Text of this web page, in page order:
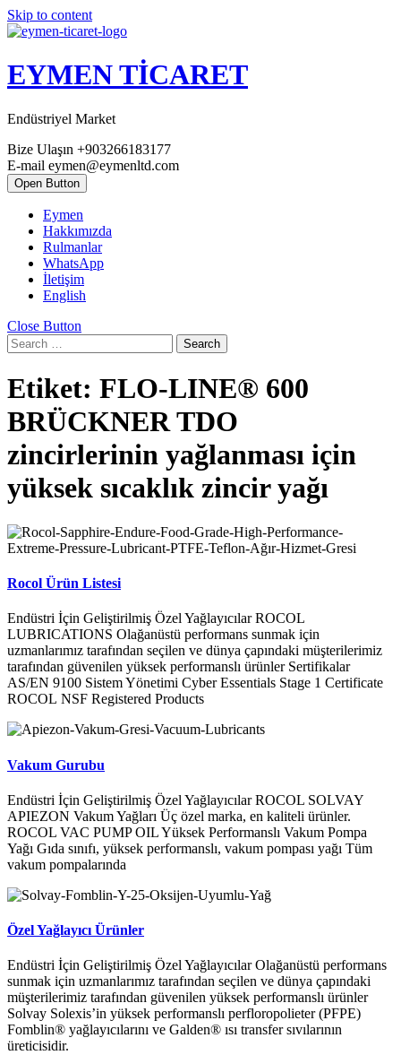
Skip to content
EYMEN TİCARET
Endüstriyel Market
Bize Ulaşın +903266183177
E-mail eymen@eymenltd.com
Open Button
Eymen
Hakkımızda
Rulmanlar
WhatsApp
İletişim
English
Close Button
Search
Etiket: FLO-LINE® 600
BRÜCKNER TDO
zincirlerinin yağlanması için
yüksek sıcaklık zincir yağı
Rocol Ürün Listesi
Endüstri İçin Geliştirilmiş Özel Yağlayıcılar ROCOL
LUBRICATIONS Olağanüstü performans sunmak için
uzmanlarımız tarafından seçilen ve dünya çapındaki müşterilerimiz
tarafından güvenilen yüksek performanslı ürünler Sertifikalar
AS/EN 9100 Sistem Yönetimi Cyber Essentials Stage 1 Certificate
ROCOL NSF Registered Products
Vakum Gurubu
Endüstri İçin Geliştirilmiş Özel Yağlayıcılar ROCOL SOLVAY
APIEZON Vakum Yağları Üç özel marka, en kaliteli ürünler.
ROCOL VAC PUMP OIL Yüksek Performanslı Vakum Pompa
Yağı Gıda sınıfı, yüksek performanslı, vakum pompası yağı Tüm
vakum pompalarında
Özel Yağlayıcı Ürünler
Endüstri İçin Geliştirilmiş Özel Yağlayıcılar Olağanüstü performans
sunmak için uzmanlarımız tarafından seçilen ve dünya çapındaki
müşterilerimiz tarafından güvenilen yüksek performanslı ürünler
Solvay Solexis’in yüksek performanslı perfloropolieter (PFPE)
Fomblin® yağlayıcılarını ve Galden® ısı transfer sıvılarının
üreticisidir.